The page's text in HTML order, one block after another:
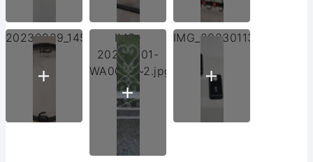
20230929_145431.jpgIMG-
20230801-
WA0004~2.jpg